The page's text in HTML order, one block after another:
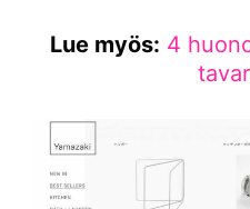
Lue myös: 4